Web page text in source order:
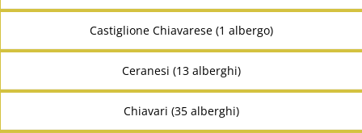
Castiglione Chiavarese (1 albergo)
Ceranesi (13 alberghi)
Chiavari (35 alberghi)